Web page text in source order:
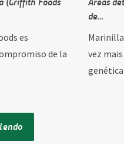
es
de la
de…
vez